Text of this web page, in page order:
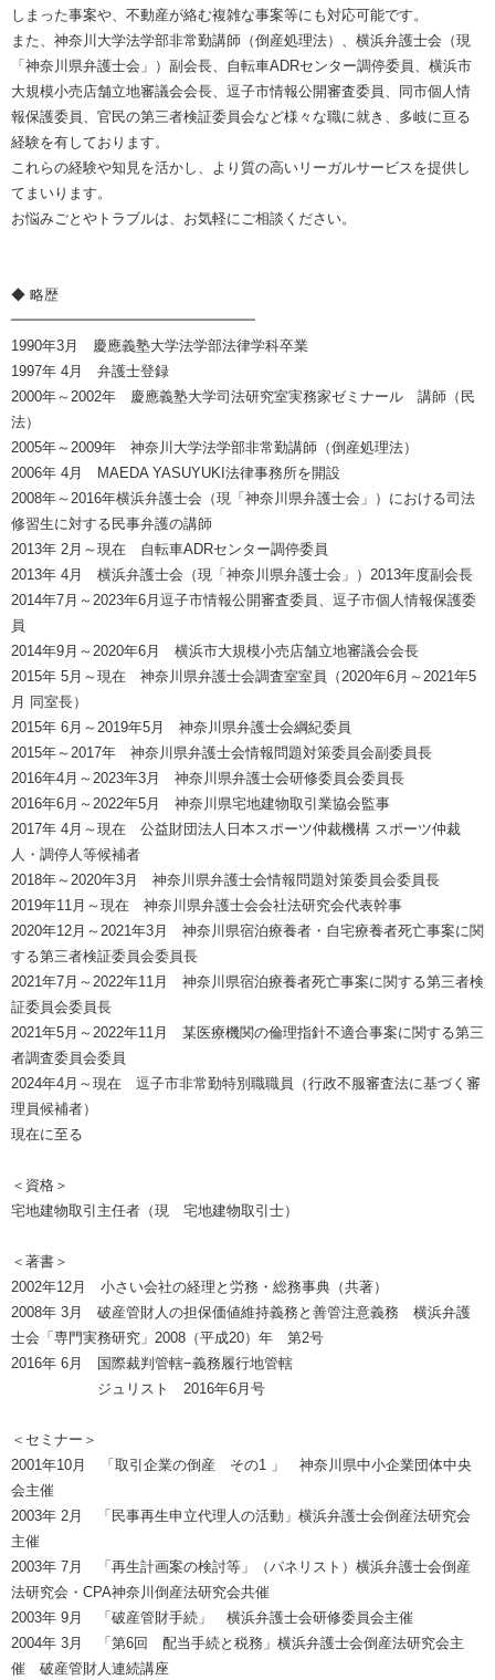
しまった事案や、不動産が絡む複雑な事案等にも対応可能です。
また、神奈川大学法学部非常勤講師（倒産処理法）、横浜弁護士会（現
「神奈川県弁護士会」）副会長、自転車ADRセンター調停委員、横浜市
大規模小売店舗立地審議会会長、逗子市情報公開審査委員、同市個人情
報保護委員、官民の第三者検証委員会など様々な職に就き、多岐に亘る
経験を有しております。
これらの経験や知見を活かし、より質の高いリーガルサービスを提供し
てまいります。
お悩みごとやトラブルは、お気軽にご相談ください。
◆ 略歴
━━━━━━━━━━━━━━━━━
1990年3月 慶應義塾大学法学部法律学科卒業
1997年 4月 弁護士登録
2000年～2002年 慶應義塾大学司法研究室実務家ゼミナール 講師（民
法）
2005年～2009年 神奈川大学法学部非常勤講師（倒産処理法）
2006年 4月 MAEDA YASUYUKI法律事務所を開設
2008年～2016年横浜弁護士会（現「神奈川県弁護士会」）における司法
修習生に対する民事弁護の講師
2013年 2月～現在 自転車ADRセンター調停委員
2013年 4月 横浜弁護士会（現「神奈川県弁護士会」）2013年度副会長
2014年7月～2023年6月逗子市情報公開審査委員、逗子市個人情報保護委
員
2014年9月～2020年6月 横浜市大規模小売店舗立地審議会会長
2015年 5月～現在 神奈川県弁護士会調査室室員（2020年6月～2021年5
月 同室長）
2015年 6月～2019年5月 神奈川県弁護士会綱紀委員
2015年～2017年 神奈川県弁護士会情報問題対策委員会副委員長
2016年4月～2023年3月 神奈川県弁護士会研修委員会委員長
2016年6月～2022年5月 神奈川県宅地建物取引業協会監事
2017年 4月～現在 公益財団法人日本スポーツ仲裁機構 スポーツ仲裁
人・調停人等候補者
2018年～2020年3月 神奈川県弁護士会情報問題対策委員会委員長
2019年11月～現在 神奈川県弁護士会会社法研究会代表幹事
2020年12月～2021年3月 神奈川県宿泊療養者・自宅療養者死亡事案に関
する第三者検証委員会委員長
2021年7月～2022年11月 神奈川県宿泊療養者死亡事案に関する第三者検
証委員会委員長
2021年5月～2022年11月 某医療機関の倫理指針不適合事案に関する第三
者調査委員会委員
2024年4月～現在 逗子市非常勤特別職職員（行政不服審査法に基づく審
理員候補者）
現在に至る
＜資格＞
宅地建物取引主任者（現 宅地建物取引士）
＜著書＞
2002年12月 小さい会社の経理と労務・総務事典（共著）
2008年 3月 破産管財人の担保価値維持義務と善管注意義務 横浜弁護
士会「専門実務研究」2008（平成20）年 第2号
2016年 6月 国際裁判管轄−義務履行地管轄
ジュリスト 2016年6月号
＜セミナー＞
2001年10月 「取引企業の倒産 その1 」 神奈川県中小企業団体中央
会主催
2003年 2月 「民事再生申立代理人の活動」横浜弁護士会倒産法研究会
主催
2003年 7月 「再生計画案の検討等」（パネリスト）横浜弁護士会倒産
法研究会・CPA神奈川倒産法研究会共催
2003年 9月 「破産管財手続」 横浜弁護士会研修委員会主催
2004年 3月 「第6回 配当手続と税務」横浜弁護士会倒産法研究会主
催 破産管財人連続講座